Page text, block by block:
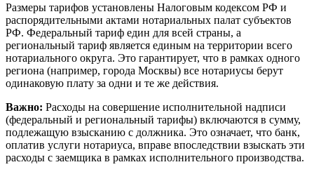
Размеры тарифов установлены Налоговым кодексом РФ и
распорядительными актами нотариальных палат субъектов
РФ. Федеральный тариф един для всей страны, а
региональный тариф является единым на территории всего
нотариального округа. Это гарантирует, что в рамках одного
региона (например, города Москвы) все нотариусы берут
одинаковую плату за одни и те же действия.
Важно: Расходы на совершение исполнительной надписи
(федеральный и региональный тарифы) включаются в сумму,
подлежащую взысканию с должника. Это означает, что банк,
оплатив услуги нотариуса, вправе впоследствии взыскать эти
расходы с заемщика в рамках исполнительного производства.